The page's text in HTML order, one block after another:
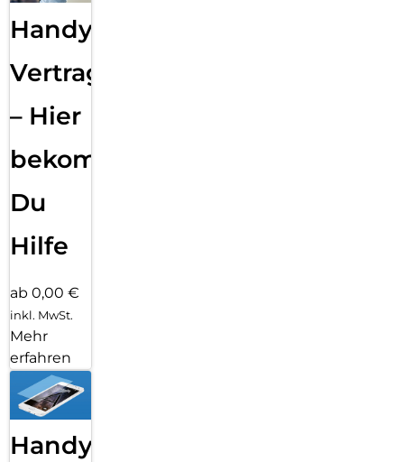
Handy
Vertragsabwicklung
– Hier
bekommst
Du
Hilfe
ab 0,00 €
inkl. MwSt.
Mehr
erfahren
Handy